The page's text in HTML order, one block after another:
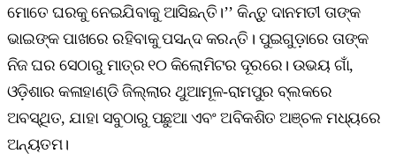
ମୋତେ ଘରକୁ ନେଇଯିବାକୁ ଆସିଛନ୍ତି।’’ କିନ୍ତୁ ଦାନମତୀ ତାଙ୍କ
ଭାଇଙ୍କ ପାଖରେ ରହିବାକୁ ପସନ୍ଦ କରନ୍ତି। ପୁଇଗୁଡ଼ାରେ ତାଙ୍କ
ନିଜ ଘର ସେଠାରୁ ମାତ୍ର ୧୦ କିଲୋମିଟର ଦୂରରେ। ଉଭୟ ଗାଁ,
ଓଡ଼ିଶାର କଳାହାଣ୍ଡି ଜିଲ୍ଲାର ଥୁଆମୂଳ-ରାମପୁର ବ୍ଲକରେ
ଅବସ୍ଥିତ, ଯାହା ସବୁଠାରୁ ପଛୁଆ ଏବଂ ଅବିକଶିତ ଅଞ୍ଚଳ ମଧ୍ୟରେ
ଅନ୍ୟତମ।